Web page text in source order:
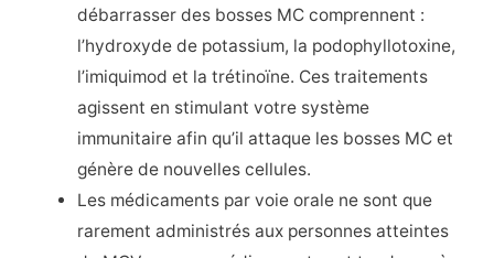
débarrasser des bosses MC comprennent :
l’hydroxyde de potassium, la podophyllotoxine,
l’imiquimod et la trétinoïne. Ces traitements
agissent en stimulant votre système
immunitaire afin qu’il attaque les bosses MC et
génère de nouvelles cellules.
Les médicaments par voie orale ne sont que
rarement administrés aux personnes atteintes